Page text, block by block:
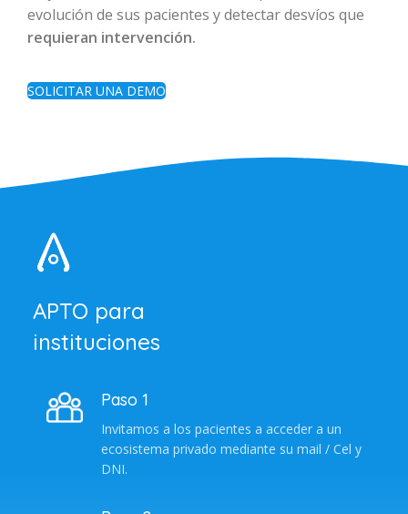
evolución de sus pacientes y detectar desvíos que
requieran intervención.
SOLICITAR UNA DEMO
APTO para
instituciones
Paso 1
Invitamos a los pacientes a acceder a un
ecosistema privado mediante su mail / Cel y
DNI.